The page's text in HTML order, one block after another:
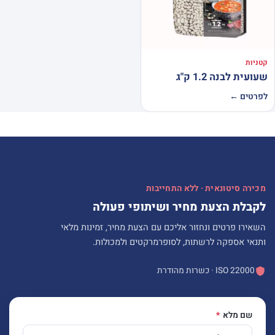
קטניות
שעועית לבנה 1.2 ק"ג
לפרטים ←
מכירה סיטונאית · ללא התחייבות
לקבלת הצעת מחיר ושיתופי פעולה
השאירו פרטים ונחזור אליכם עם הצעת מחיר, זמינות מלאי
ותנאי אספקה לרשתות, לסופרמרקטים ולמכולות.
ISO 22000 · כשרות מהודרת
שם מלא